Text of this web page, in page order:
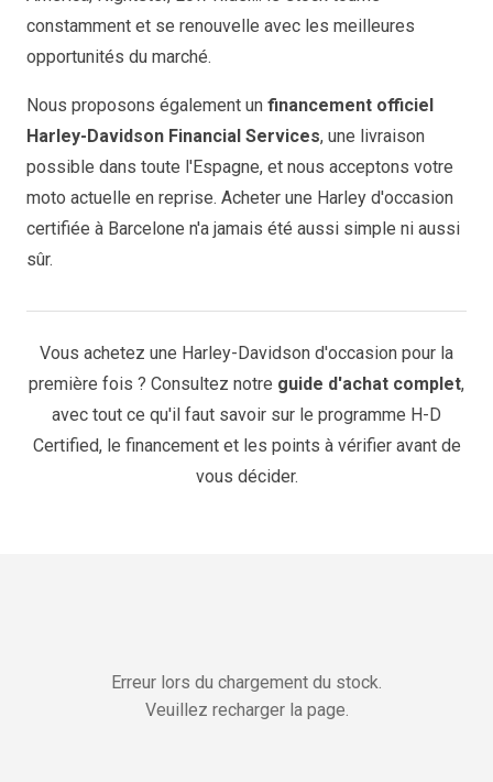
constamment et se renouvelle avec les meilleures
opportunités du marché.
Nous proposons également un financement officiel
Harley-Davidson Financial Services, une livraison
possible dans toute l'Espagne, et nous acceptons votre
moto actuelle en reprise. Acheter une Harley d'occasion
certifiée à Barcelone n'a jamais été aussi simple ni aussi
sûr.
Vous achetez une Harley-Davidson d'occasion pour la
première fois ? Consultez notre guide d'achat complet,
avec tout ce qu'il faut savoir sur le programme H-D
Certified, le financement et les points à vérifier avant de
vous décider.
Erreur lors du chargement du stock.
Veuillez recharger la page.